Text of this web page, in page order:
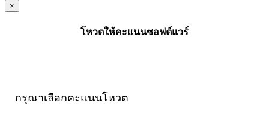
×
โหวตให้คะแนนซอฟต์แวร์
กรุณาเลือกคะแนนโหวต